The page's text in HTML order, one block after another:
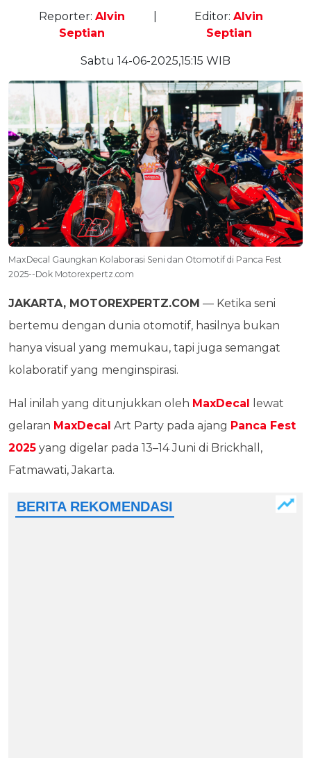
Reporter: Alvin
Septian
Editor:Alvin
Septian
Sabtu 14-06-2025,15:15 WIB
MaxDecal Gaungkan Kolaborasi Seni dan Otomotif di Panca Fest
2025--Dok Motorexpertz.com
JAKARTA, MOTOREXPERTZ.COM — Ketika seni
bertemu dengan dunia otomotif, hasilnya bukan
hanya visual yang memukau, tapi juga semangat
kolaboratif yang menginspirasi.
Hal inilah yang ditunjukkan oleh MaxDecal lewat
gelaran MaxDecal Art Party pada ajang Panca Fest
2025 yang digelar pada 13–14 Juni di Brickhall,
Fatmawati, Jakarta.